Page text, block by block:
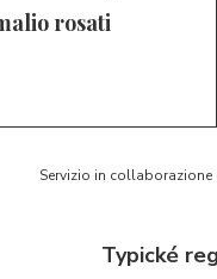
rosati
Servizio in
Typické